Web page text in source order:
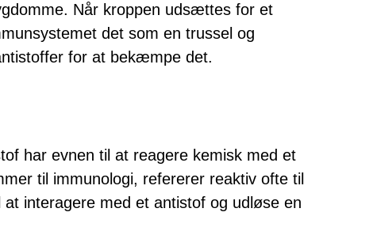
Når kroppen udsættes for et
det som en trussel og
for at bekæmpe det.
har evnen til at reagere kemisk med et
til immunologi, refererer reaktiv ofte til
interagere med et antistof og udløse en